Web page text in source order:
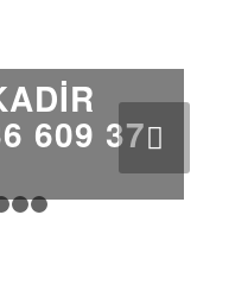
1
609 37